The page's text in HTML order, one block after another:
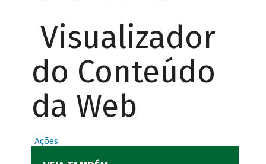
Visualizador
do Conteúdo
da Web
Ações